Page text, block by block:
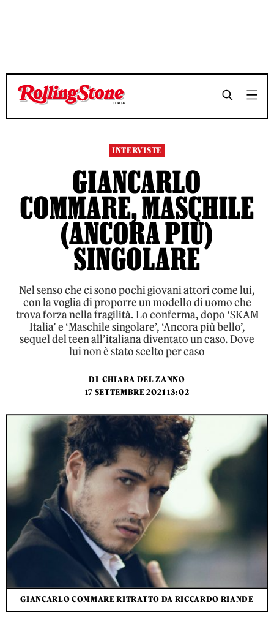
TEMPO DI LETTURA 11 MINUTI SHARE
TEMPO DI LETTURA 11 MINUTI SHARE
INTERVISTE
GIANCARLO
COMMARE, MASCHILE
(ANCORA PIÙ)
SINGOLARE
Nel senso che ci sono pochi giovani attori come lui,
con la voglia di proporre un modello di uomo che
trova forza nella fragilità. Lo conferma, dopo ‘SKAM
Italia’ e ‘Maschile singolare’, ‘Ancora più bello’,
sequel del teen all’italiana diventato un caso. Dove
lui non è stato scelto per caso
DI CHIARA DEL ZANNO
17 SETTEMBRE 2021 13:02
GIANCARLO COMMARE RITRATTO DA RICCARDO RIANDE